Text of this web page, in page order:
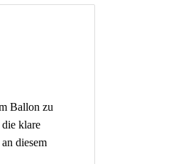
Ballon zu
die klare
diesem